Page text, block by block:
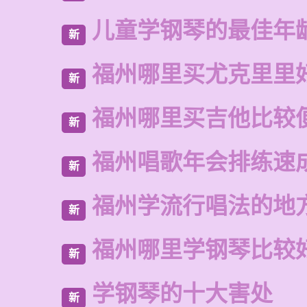
新 儿童学钢琴的最佳年
新 福州哪里买尤克里里
新 福州哪里买吉他比较
新 福州唱歌年会排练速
新 福州学流行唱法的地
新 福州哪里学钢琴比较
新 学钢琴的十大害处